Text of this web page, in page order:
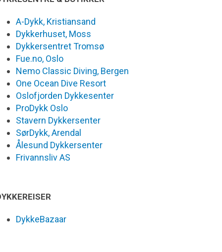
A-Dykk, Kristiansand
Dykkerhuset, Moss
Dykkersentret Tromsø
Fue.no, Oslo
Nemo Classic Diving, Bergen
One Ocean Dive Resort
Oslofjorden Dykkesenter
ProDykk Oslo
Stavern Dykkersenter
SørDykk, Arendal
Ålesund Dykkersenter
Frivannsliv AS
DykkeBazaar